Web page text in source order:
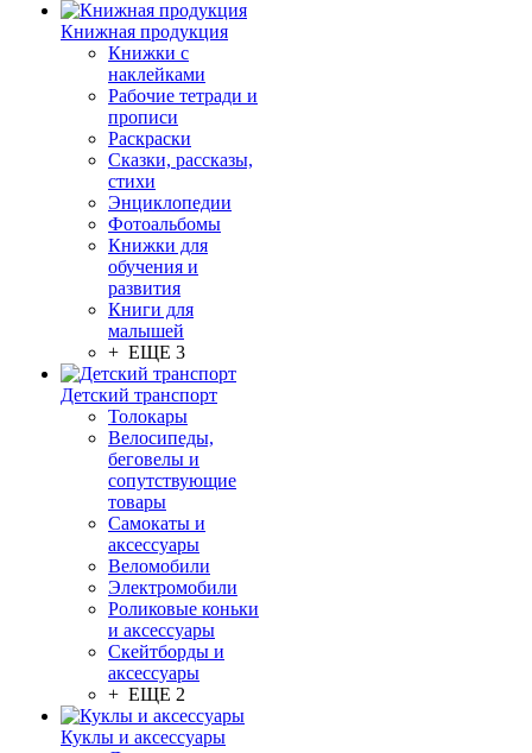
Книжная продукция
Книжки с
наклейками
Рабочие тетради и
прописи
Раскраски
Сказки, рассказы,
стихи
Энциклопедии
Фотоальбомы
Книжки для
обучения и
развития
Книги для
малышей
+ ЕЩЕ 3
Детский транспорт
Толокары
Велосипеды,
беговелы и
сопутствующие
товары
Самокаты и
аксессуары
Веломобили
Электромобили
Роликовые коньки
и аксессуары
Скейтборды и
аксессуары
+ ЕЩЕ 2
Куклы и аксессуары